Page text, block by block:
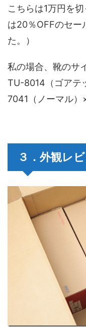
こちらは1万円を
は20％OFFのセー
た。）
私の場合、靴のサ
TU-8014（ゴアテ
7041（ノーマル）
３．外観レ